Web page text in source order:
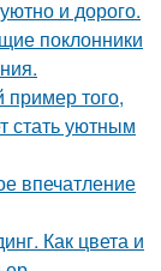
и дорого.
поклонники
того,
стать уютным
впечатление
Как цвета и